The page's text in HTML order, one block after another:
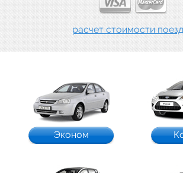
расчет стоимости
Эконом